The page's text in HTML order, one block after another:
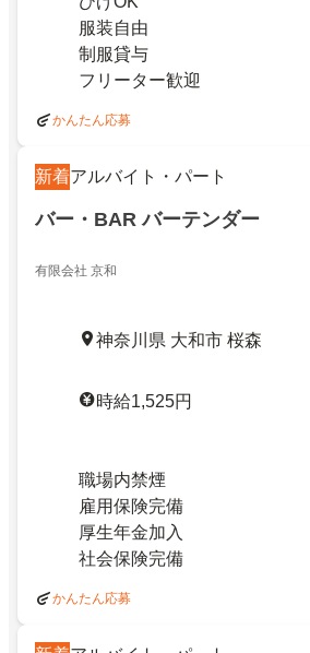
服装自由
制服貸与
フリーター歓迎
かんたん応募
新着アルバイト・パート
バー・BAR バーテンダー
有限会社 京和
神奈川県 大和市 桜森
時給1,525円
職場内禁煙
雇用保険完備
厚生年金加入
社会保険完備
かんたん応募